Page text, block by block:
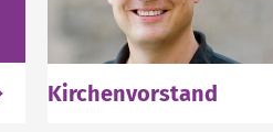
Kirchenvorstand